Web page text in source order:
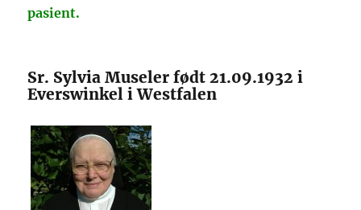
pasient.
Sr. Sylvia Museler født 21.09.1932 i
Everswinkel i Westfalen